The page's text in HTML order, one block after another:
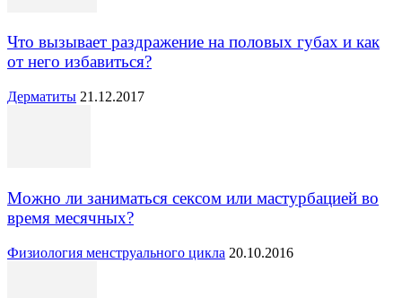
Что вызывает раздражение на половых губах и как
от него избавиться?
Дерматиты 21.12.2017
Можно ли заниматься сексом или мастурбацией во
время месячных?
Физиология менструального цикла 20.10.2016